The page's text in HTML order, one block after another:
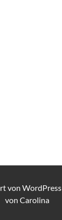
von WordPress
von Carolina